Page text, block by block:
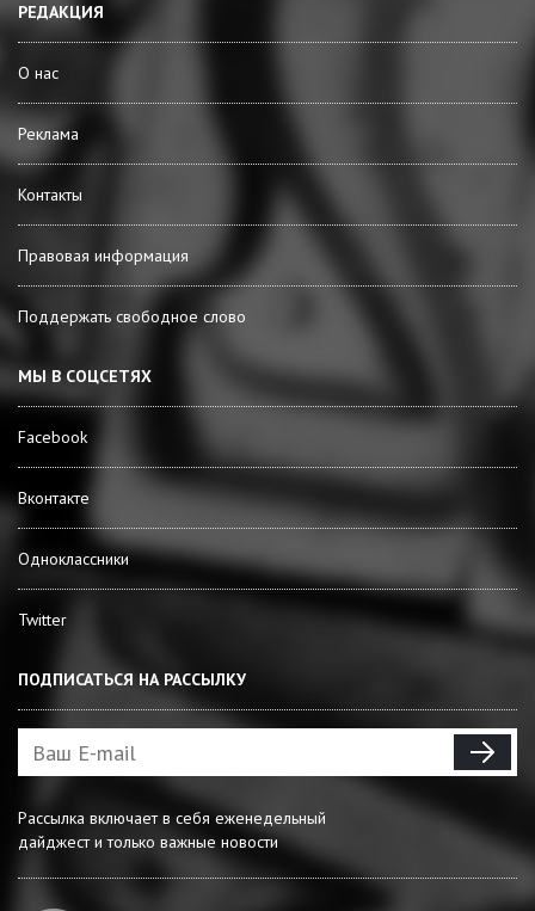
РЕДАКЦИЯ
О нас
Реклама
Контакты
Правовая информация
Поддержать свободное слово
МЫ В СОЦСЕТЯХ
Facebook
Вконтакте
Одноклассники
Twitter
ПОДПИСАТЬСЯ НА РАССЫЛКУ
Рассылка включает в себя еженедельный
дайджест и только важные новости